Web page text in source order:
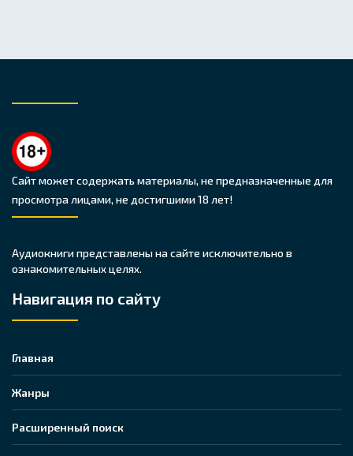
Сайт может содержать материалы, не предназначенные для
просмотра лицами, не достигшими 18 лет!
Аудиокниги представлены на сайте исключительно в
ознакомительных целях.
Навигация по сайту
Главная
Жанры
Расширенный поиск